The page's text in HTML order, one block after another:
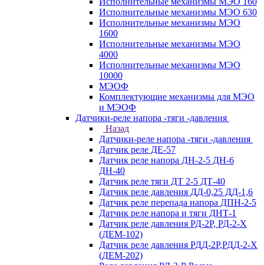
Исполнительные механизмы МЭО 630
Исполнительные механизмы МЭО
1600
Исполнительные механизмы МЭО
4000
Исполнительные механизмы МЭО
10000
МЭОФ
Комплектующие механизмы для МЭО
и МЭОФ
Датчики-реле напора -тяги -давления
Назад
Датчики-реле напора -тяги -давления
Датчик реле ДЕ-57
Датчик реле напора ДН-2-5 ДН-6
ДН-40
Датчик реле тяги ДТ 2-5 ДТ-40
Датчик реле давления ДД-0,25 ДД-1,6
Датчик реле перепада напора ДПН-2-5
Датчик реле напора и тяги ДНТ-1
Датчик реле давления РД-2Р, РД-2-Х
(ДЕМ-102)
Датчик реле давления РДД-2Р,РДД-2-Х
(ДЕМ-202)